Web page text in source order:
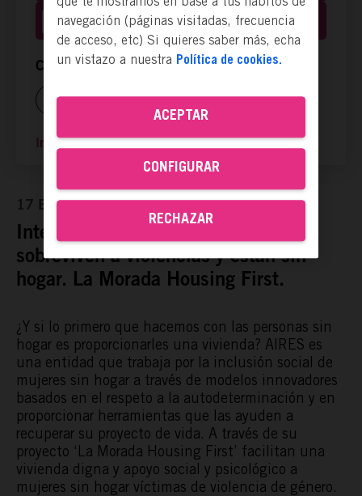
Hacerse socia
Compartir ya es actuar:
Ir a la página web
17 Ene, 2021
Intervención con mujeres que
sobreviven a violencias y están sin
hogar. La Morada Housing First.
¿Y si lo primero que hacemos con las personas sin
hogar es proporcionarles una vivienda? AIRES es
una entidad que trabaja por la inclusión social de
mujeres sin hogar a través de modelos innovadores
basados en el respeto a la autodeterminación y en
proporcionar herramientas que las ayuden a
recuperar su proyecto de vida. A través de su
proyecto ‘La Morada Housing First’ facilitan una
vivienda digna y apoyo social y psicológico a
mujeres sin hogar víctimas de violencia de género.
navegación (páginas visitadas, frecuencia
de acceso, etc) Si quieres saber más, echa
un vistazo a nuestra Política de cookies.
RECHAZAR
ACEPTAR
CONFIGURAR